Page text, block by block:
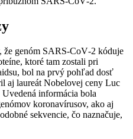
genóm SARS‑CoV‑2 kóduje
ktoré tam zostali pri
bol na prvý pohľad dosť
aj laureát Nobelovej ceny Luc
informácia bola
koronavírusov, ako aj
sekvencie, čo naznačuje,